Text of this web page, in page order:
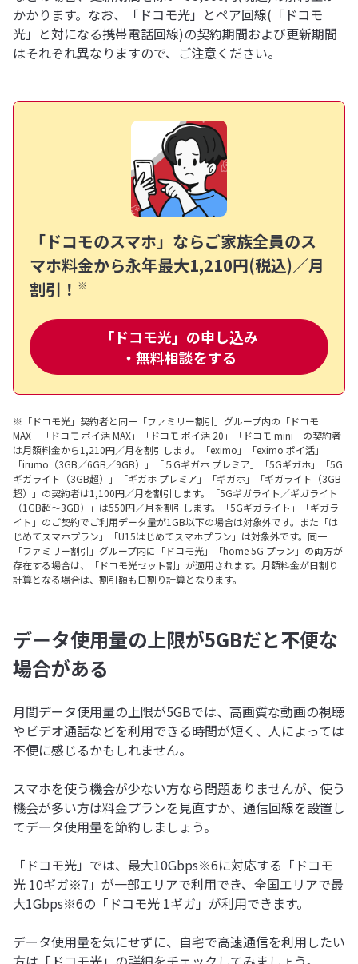
かかります。なお、「ドコモ光」とペア回線(「ドコモ
光」と対になる携帯電話回線)の契約期間および更新期間
はそれぞれ異なりますので、ご注意ください。
「ドコモのスマホ」ならご家族全員のス
マホ料金から永年最大1,210円(税込)／月
割引！ ※
「ドコモ光」の申し込み
・無料相談をする
※「ドコモ光」契約者と同一「ファミリー割引」グループ内の「ドコモ
MAX」「ドコモ ポイ活 MAX」「ドコモ ポイ活 20」「ドコモ mini」の契約者
は月額料金から1,210円／月を割引します。「eximo」「eximo ポイ活」
「irumo（3GB／6GB／9GB）」「５Gギガホ プレミア」「5Gギガホ」「5G
ギガライト（3GB超）」「ギガホ プレミア」「ギガホ」「ギガライト（3GB
超）」の契約者は1,100円／月を割引します。「5Gギガライト／ギガライト
（1GB超～3GB）」は550円／月を割引します。「5Gギガライト」「ギガラ
イト」のご契約でご利用データ量が1GB以下の場合は対象外です。また「は
じめてスマホプラン」「U15はじめてスマホプラン」は対象外です。同一
「ファミリー割引」グループ内に「ドコモ光」「home 5G プラン」の両方が
存在する場合は、「ドコモ光セット割」が適用されます。月額料金が日割り
計算となる場合は、割引額も日割り計算となります。
データ使用量の上限が5GBだと不便な
場合がある
月間データ使用量の上限が5GBでは、高画質な動画の視聴
やビデオ通話などを利用できる時間が短く、人によっては
不便に感じるかもしれません。
スマホを使う機会が少ない方なら問題ありませんが、使う
機会が多い方は料金プランを見直すか、通信回線を設置し
てデータ使用量を節約しましょう。
「ドコモ光」では、最大10Gbps※6に対応する「ドコモ
光 10ギガ※7」が一部エリアで利用でき、全国エリアで最
大1Gbps※6の「ドコモ光 1ギガ」が利用できます。
データ使用量を気にせずに、自宅で高速通信を利用したい